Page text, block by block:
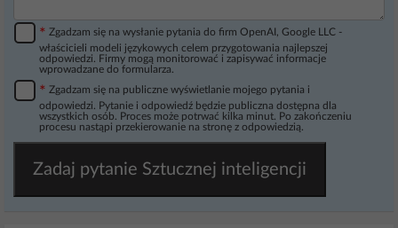
* Zgadzam się na wysłanie pytania do firm OpenAI, Google LLC -
właścicieli modeli językowych celem przygotowania najlepszej
odpowiedzi. Firmy mogą monitorować i zapisywać informacje
wprowadzane do formularza.
* Zgadzam się na publiczne wyświetlanie mojego pytania i
odpowiedzi. Pytanie i odpowiedź będzie publiczna dostępna dla
wszystkich osób. Proces może potrwać kilka minut. Po zakończeniu
procesu nastąpi przekierowanie na stronę z odpowiedzią.
Zadaj pytanie Sztucznej inteligencji